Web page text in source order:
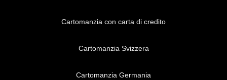
Cartomanzia con carta di credito
Cartomanzia Svizzera
Cartomanzia Germania